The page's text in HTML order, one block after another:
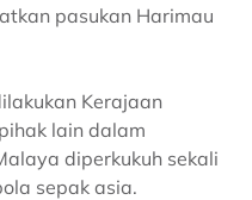
pasukan Harimau
Kerajaan
lain dalam
diperkukuh sekali
sepak asia.